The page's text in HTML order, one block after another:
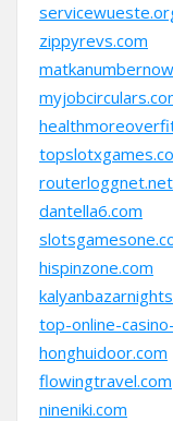
zippyrevs.com
routerloggnet.net
dantella6.com
hispinzone.com
top-online-
honghuidoor.com
flowingtravel.com
nineniki.com